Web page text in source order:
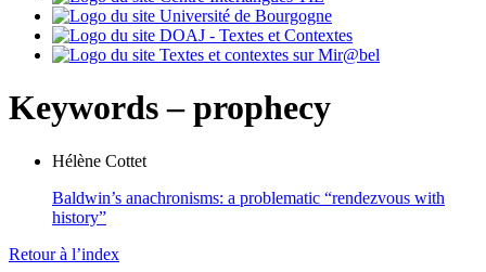
Keywords – prophecy
Hélène Cottet
Baldwin’s anachronisms: a problematic “rendezvous with
history”
Retour à l’index